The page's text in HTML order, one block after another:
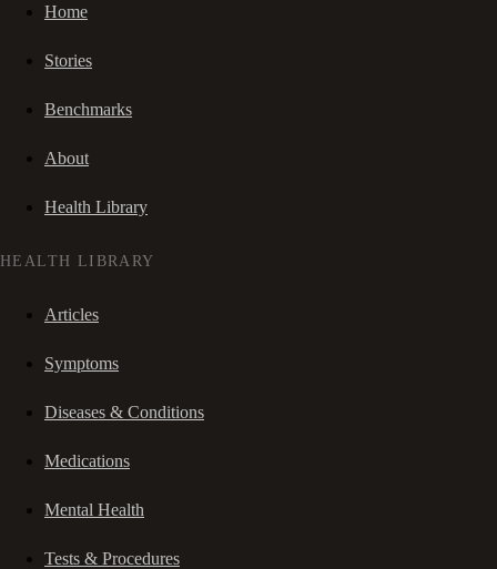
Home
Stories
Benchmarks
About
Health Library
HEALTH LIBRARY
Articles
Symptoms
Diseases & Conditions
Medications
Mental Health
Tests & Procedures